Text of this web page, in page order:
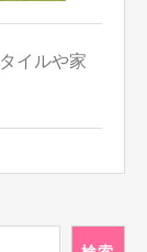
イルや家